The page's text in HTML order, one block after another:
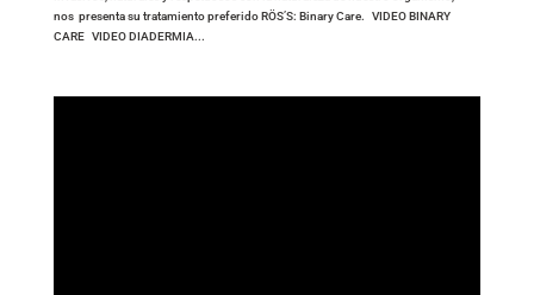
nos presenta su tratamiento preferido RÖS’S: Binary Care. VIDEO BINARY
CARE VIDEO DIADERMIA...